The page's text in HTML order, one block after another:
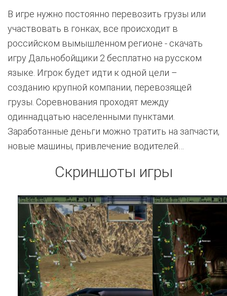
В игре нужно постоянно перевозить грузы или
участвовать в гонках, все происходит в
российском вымышленном регионе - скачать
игру Дальнобойщики 2 бесплатно на русском
языке. Игрок будет идти к одной цели –
созданию крупной компании, перевозящей
грузы. Соревнования проходят между
одиннадцатью населенными пунктами.
Заработанные деньги можно тратить на запчасти,
новые машины, привлечение водителей…
Скриншоты игры